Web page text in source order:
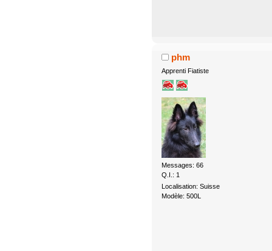
phm
Apprenti Fiatiste
Messages: 66
Q.I.: 1
Localisation: Suisse
Modèle: 500L